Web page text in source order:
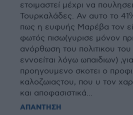
ετοιμαστεί μέχρι να
Τουρκαλάδες. Αν αυτο το
πως η ευφυής Μαρέβα τον
φωτός πισω(γυρισε μόνον
ανόρθωση του πολιτικου
εννοείται λόγω ωπαιδιων)
προηγουμενο σκοτει ο
καλοζωιαςτου, που υ τον
και αποφασιστικά...
ΑΠΑΝΤΗΣΗ